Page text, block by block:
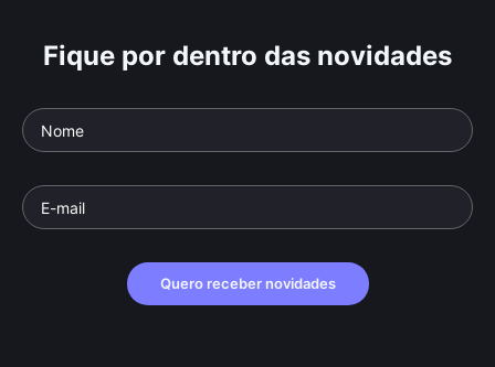
Fique por dentro das novidades
Quero receber novidades